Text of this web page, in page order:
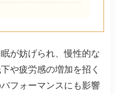
が妨げられ、慢性的な
や疲労感の増加を招く
フォーマンスにも影響